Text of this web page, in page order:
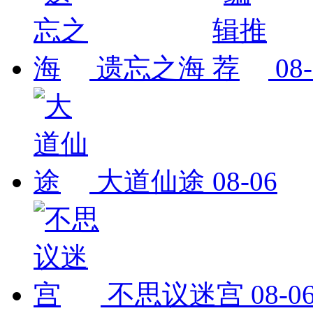
遗忘之海
大道仙途 08-06
不思议迷宫 08-